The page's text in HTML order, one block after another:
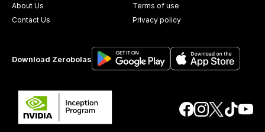
About Us
Contact Us
Terms of use
Privacy policy
Download Zerobolas